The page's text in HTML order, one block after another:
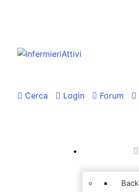
Cerca Login Forum
Back